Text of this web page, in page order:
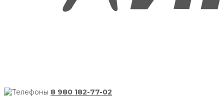
8 980 182-77-02